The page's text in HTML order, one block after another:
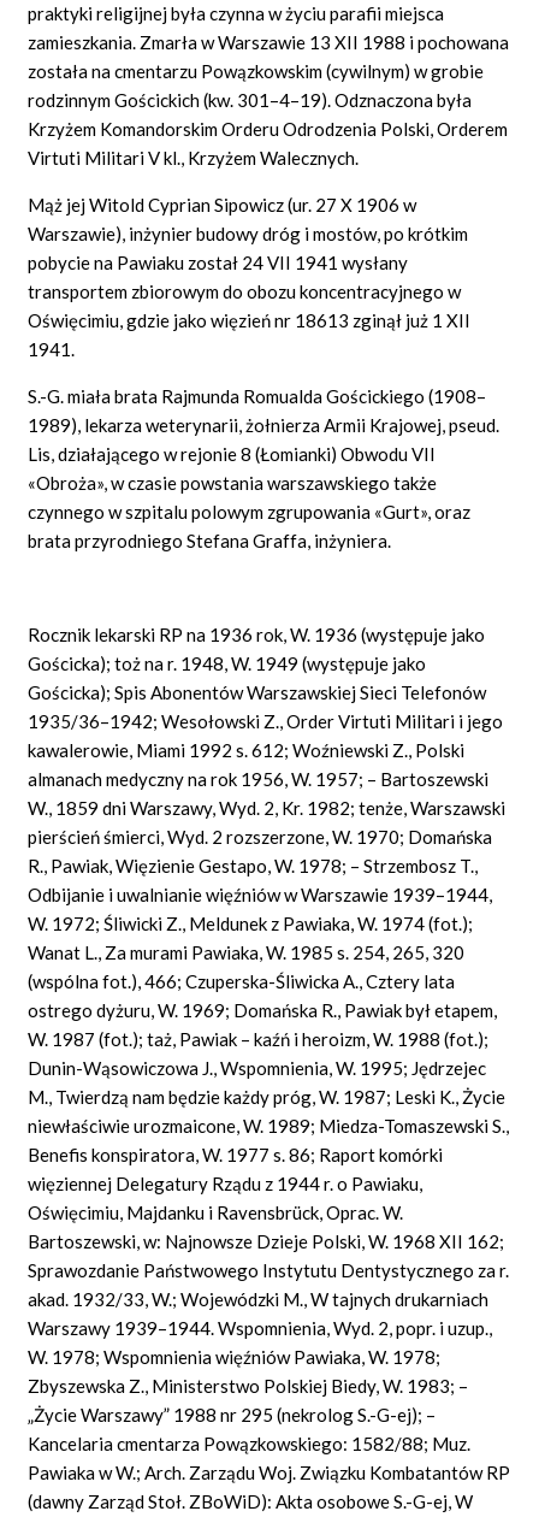
praktyki religijnej była czynna w życiu parafii miejsca
zamieszkania. Zmarła w Warszawie 13 XII 1988 i pochowana
została na cmentarzu Powązkowskim (cywilnym) w grobie
rodzinnym Gościckich (kw. 301–4–19). Odznaczona była
Krzyżem Komandorskim Orderu Odrodzenia Polski, Orderem
Virtuti MilitariV kl., Krzyżem Walecznych.
Mąż jej Witold Cyprian Sipowicz (ur. 27 X 1906 w
Warszawie), inżynier budowy dróg i mostów, po krótkim
pobycie na Pawiaku został 24 VII 1941 wysłany
transportem zbiorowym do obozu koncentracyjnego w
Oświęcimiu, gdzie jako więzień nr 18613 zginął już 1 XII
1941.
S.-G. miała brata Rajmunda Romualda Gościckiego (1908–
1989), lekarza weterynarii, żołnierza Armii Krajowej, pseud.
Lis, działającego w rejonie 8 (Łomianki) ObwoduVII
«Obroża»,w czasie powstania warszawskiego także
czynnego w szpitalu polowym zgrupowania «Gurt»,oraz
brata przyrodniego StefanaGraffa, inżyniera.
Rocznik lekarski RP na 1936 rok, W. 1936 (występuje jako
Gościcka); toż na r. 1948, W. 1949 (występuje jako
Gościcka); Spis Abonentów Warszawskiej Sieci Telefonów
1935/36–1942; Wesołowski Z., Order Virtuti Militari i jego
kawalerowie, Miami 1992 s. 612; Woźniewski Z., Polski
almanach medyczny na rok 1956, W. 1957; – Bartoszewski
W., 1859 dni Warszawy, Wyd. 2, Kr. 1982; tenże, Warszawski
pierścień śmierci, Wyd. 2 rozszerzone, W. 1970; Domańska
R., Pawiak, Więzienie Gestapo, W. 1978; – Strzembosz T.,
Odbijanie i uwalnianie więźniów w Warszawie 1939–1944,
W. 1972; Śliwicki Z., Meldunek z Pawiaka, W. 1974 (fot.);
Wanat L., Za murami Pawiaka, W. 1985 s. 254, 265, 320
(wspólna fot.), 466; Czuperska-Śliwicka A., Cztery lata
ostrego dyżuru, W. 1969; Domańska R., Pawiak był etapem,
W. 1987 (fot.); taż, Pawiak – kaźń i heroizm, W. 1988(fot.);
Dunin-Wąsowiczowa J., Wspomnienia, W. 1995; Jędrzejec
M., Twierdzą nam będzie każdy próg, W. 1987; Leski K., Życie
niewłaściwie urozmaicone, W. 1989; Miedza-Tomaszewski S.,
Benefis konspiratora, W. 1977 s. 86; Raport komórki
więziennej Delegatury Rządu z 1944 r. o Pawiaku,
Oświęcimiu, Majdanku i Ravensbrück,Oprac. W.
Bartoszewski, w: Najnowsze Dzieje Polski, W. 1968 XII 162;
Sprawozdanie Państwowego Instytutu Dentystycznego za r.
akad. 1932/33, W.; Wojewódzki M., W tajnych drukarniach
Warszawy 1939–1944. Wspomnienia, Wyd. 2, popr. i uzup.,
W. 1978; Wspomnienia więźniów Pawiaka, W. 1978;
Zbyszewska Z., Ministerstwo Polskiej Biedy, W. 1983; –
„Życie Warszawy” 1988 nr 295 (nekrolog S.-G-ej); –
Kancelaria cmentarza Powązkowskiego: 1582/88; Muz.
Pawiaka w W.; Arch. Zarządu Woj. Związku Kombatantów RP
(dawny Zarząd Stoł. ZBoWiD): Akta osobowe S.-G-ej, W